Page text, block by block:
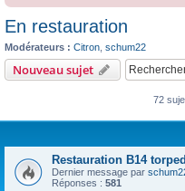
En restauration
Modérateurs : Citron schum22
Nouveau sujet
72
Restauration B14
Dernier message par
Réponses : 581